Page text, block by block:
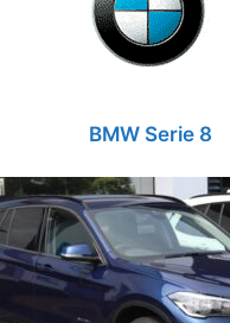
BMW Serie 8